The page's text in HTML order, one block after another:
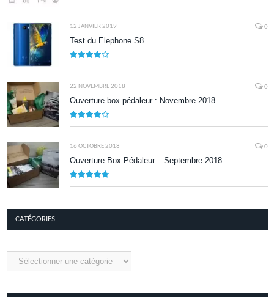
12 JANVIER 2019 0
Test du Elephone S8
22 NOVEMBRE 2018 0
Ouverture box pédaleur : Novembre 2018
16 OCTOBRE 2018 0
Ouverture Box Pédaleur – Septembre 2018
CATÉGORIES